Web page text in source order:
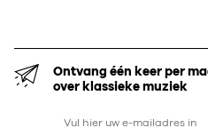
Ontvang één keer per
over klassieke muziek